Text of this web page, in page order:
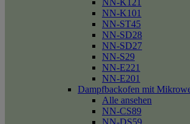
NN-K121
NN-K101
NN-ST45
NN-SD28
NN-SD27
NN-S29
NN-E221
NN-E201
Dampfbackofen mit
Alle ansehen
NN-CS89
NN-DS59